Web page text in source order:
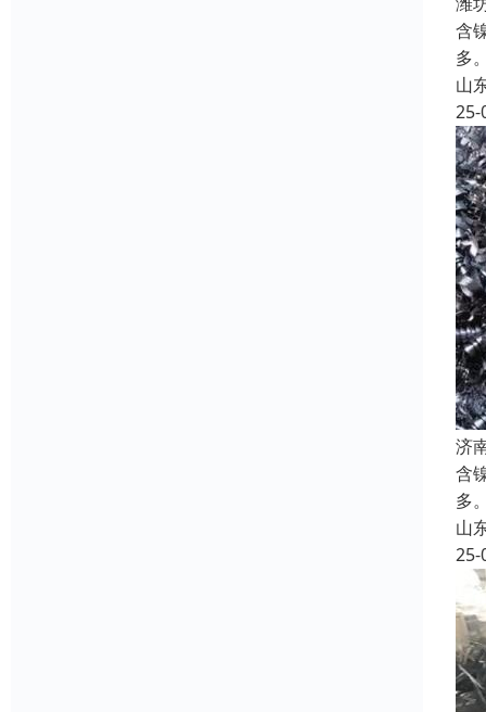
含
多
山
25-
济
含
多
山
25-